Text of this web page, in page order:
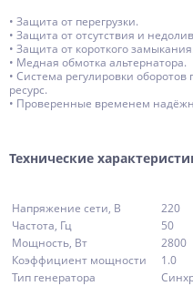
• Защита от перегрузки.
• Защита от отсутствия и
• Защита от короткого замыкания.
• Медная обмотка альтернатора.
• Система регулировки
ресурс.
• Проверенные временем
Технические
Напряжение сети, В
220
Частота, Гц
50
Мощность, Вт
2800
Коэффициент мощности
1.0
Тип генератора